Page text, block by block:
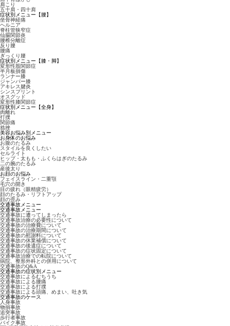
肩こり
五十肩・四十肩
症状別メニュー【腰】
坐骨神経痛
ヘルニア
脊柱管狭窄症
仙腸関節炎
腰椎分離症
反り腰
腰痛
ぎっくり腰
症状別メニュー【膝・脚】
変形性股関節症
半月板損傷
ランナー膝
ジャンパー膝
アキレス腱炎
シンスプリント
オスグッド
変形性膝関節症
症状別メニュー【全身】
肉離れ
打撲
関節痛
捻挫
美容お悩み別メニュー
お身体のお悩み
お腹のたるみ
スタイルを良くしたい
セルライト
ヒップ・太もも・ふくらはぎのたるみ
二の腕のたるみ
産後太り
お顔のお悩み
フェイスライン・二重顎
毛穴の開き
目の疲れ（眼精疲労）
顔のたるみ・リフトアップ
顔の歪み
交通事故メニュー
交通事故メニュー
交通事故に遭ってしまったら
交通事故治療の必要性について
交通事故の治療費について
交通事故の治療期間について
交通事故の慰謝料について
交通事故の休業補償について
交通事故の後遺症について
交通事故の症状固定について
交通事故治療での転院について
病院、整形外科との併用について
交通事故のQ&A
交通事故の症状別メニュー
交通事故によるむちうち
交通事故による腰痛
交通事故による打撲
交通事故による頭痛、めまい、吐き気
交通事故のケース
人身事故
物損事故
追突事故
歩行者事故
バイク事故